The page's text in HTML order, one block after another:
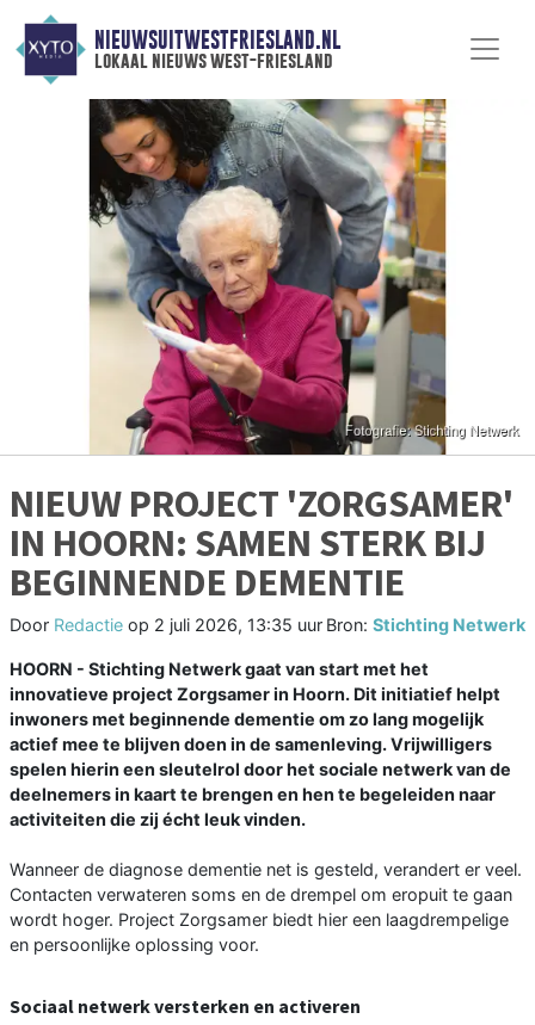
NIEUWSUITWESTFRIESLAND.NL
lokaal nieuws west-friesland
NIEUW PROJECT 'ZORGSAMER'
IN HOORN: SAMEN STERK BIJ
BEGINNENDE DEMENTIE
Door Redactie op 2 juli 2026, 13:35 uur Bron: Stichting Netwerk
HOORN - Stichting Netwerk gaat van start met het
innovatieve project Zorgsamer in Hoorn. Dit initiatief helpt
inwoners met beginnende dementie om zo lang mogelijk
actief mee te blijven doen in de samenleving. Vrijwilligers
spelen hierin een sleutelrol door het sociale netwerk van de
deelnemers in kaart te brengen en hen te begeleiden naar
activiteiten die zij écht leuk vinden.
Wanneer de diagnose dementie net is gesteld, verandert er veel.
Contacten verwateren soms en de drempel om eropuit te gaan
wordt hoger. Project Zorgsamer biedt hier een laagdrempelige
en persoonlijke oplossing voor.
Sociaal netwerk versterken en activeren